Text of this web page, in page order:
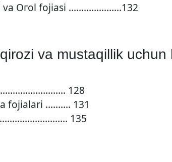
va Огоl fojiasi …………………132
va mustaqillik
128
fojialari ………. 131
……………………….. 135